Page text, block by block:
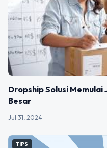
Dropship Solusi Memulai
Besar
Jul 31, 2024
TIPS